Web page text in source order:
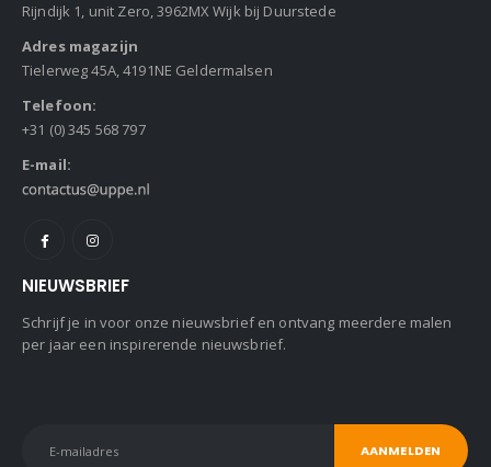
Rijndijk 1, unit Zero, 3962MX Wijk bij Duurstede
Adres magazijn
Tielerweg 45A, 4191NE Geldermalsen
Telefoon:
+31 (0) 345 568 797
E-mail:
NIEUWSBRIEF
Schrijf je in voor onze nieuwsbrief en ontvang meerdere malen
per jaar een inspirerende nieuwsbrief.